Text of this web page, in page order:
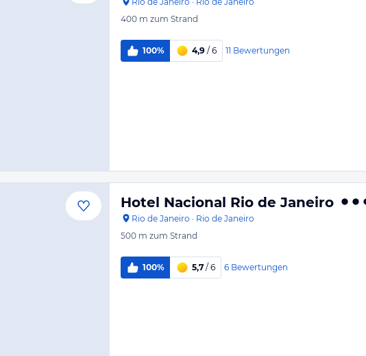
400 m zum Strand
100% 4,9 / 6 11 Bewertungen
Hotel Nacional Rio de Janeiro
Rio de Janeiro · Rio de Janeiro
500 m zum Strand
100% 5,7 / 6 6 Bewertungen